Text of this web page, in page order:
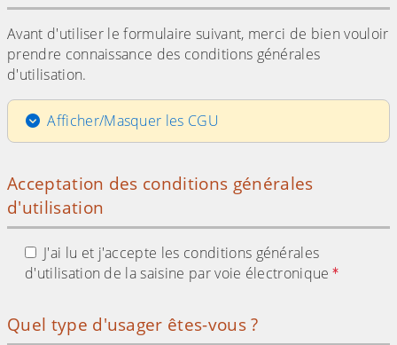
Avant d'utiliser le formulaire suivant, merci de bien vouloir
prendre connaissance des conditions générales
d'utilisation.
Afficher/Masquer les CGU
Acceptation des conditions générales
d'utilisation
J'ai lu et j'accepte les conditions générales
d'utilisation de la saisine par voie électronique
Quel type d'usager êtes-vous ?